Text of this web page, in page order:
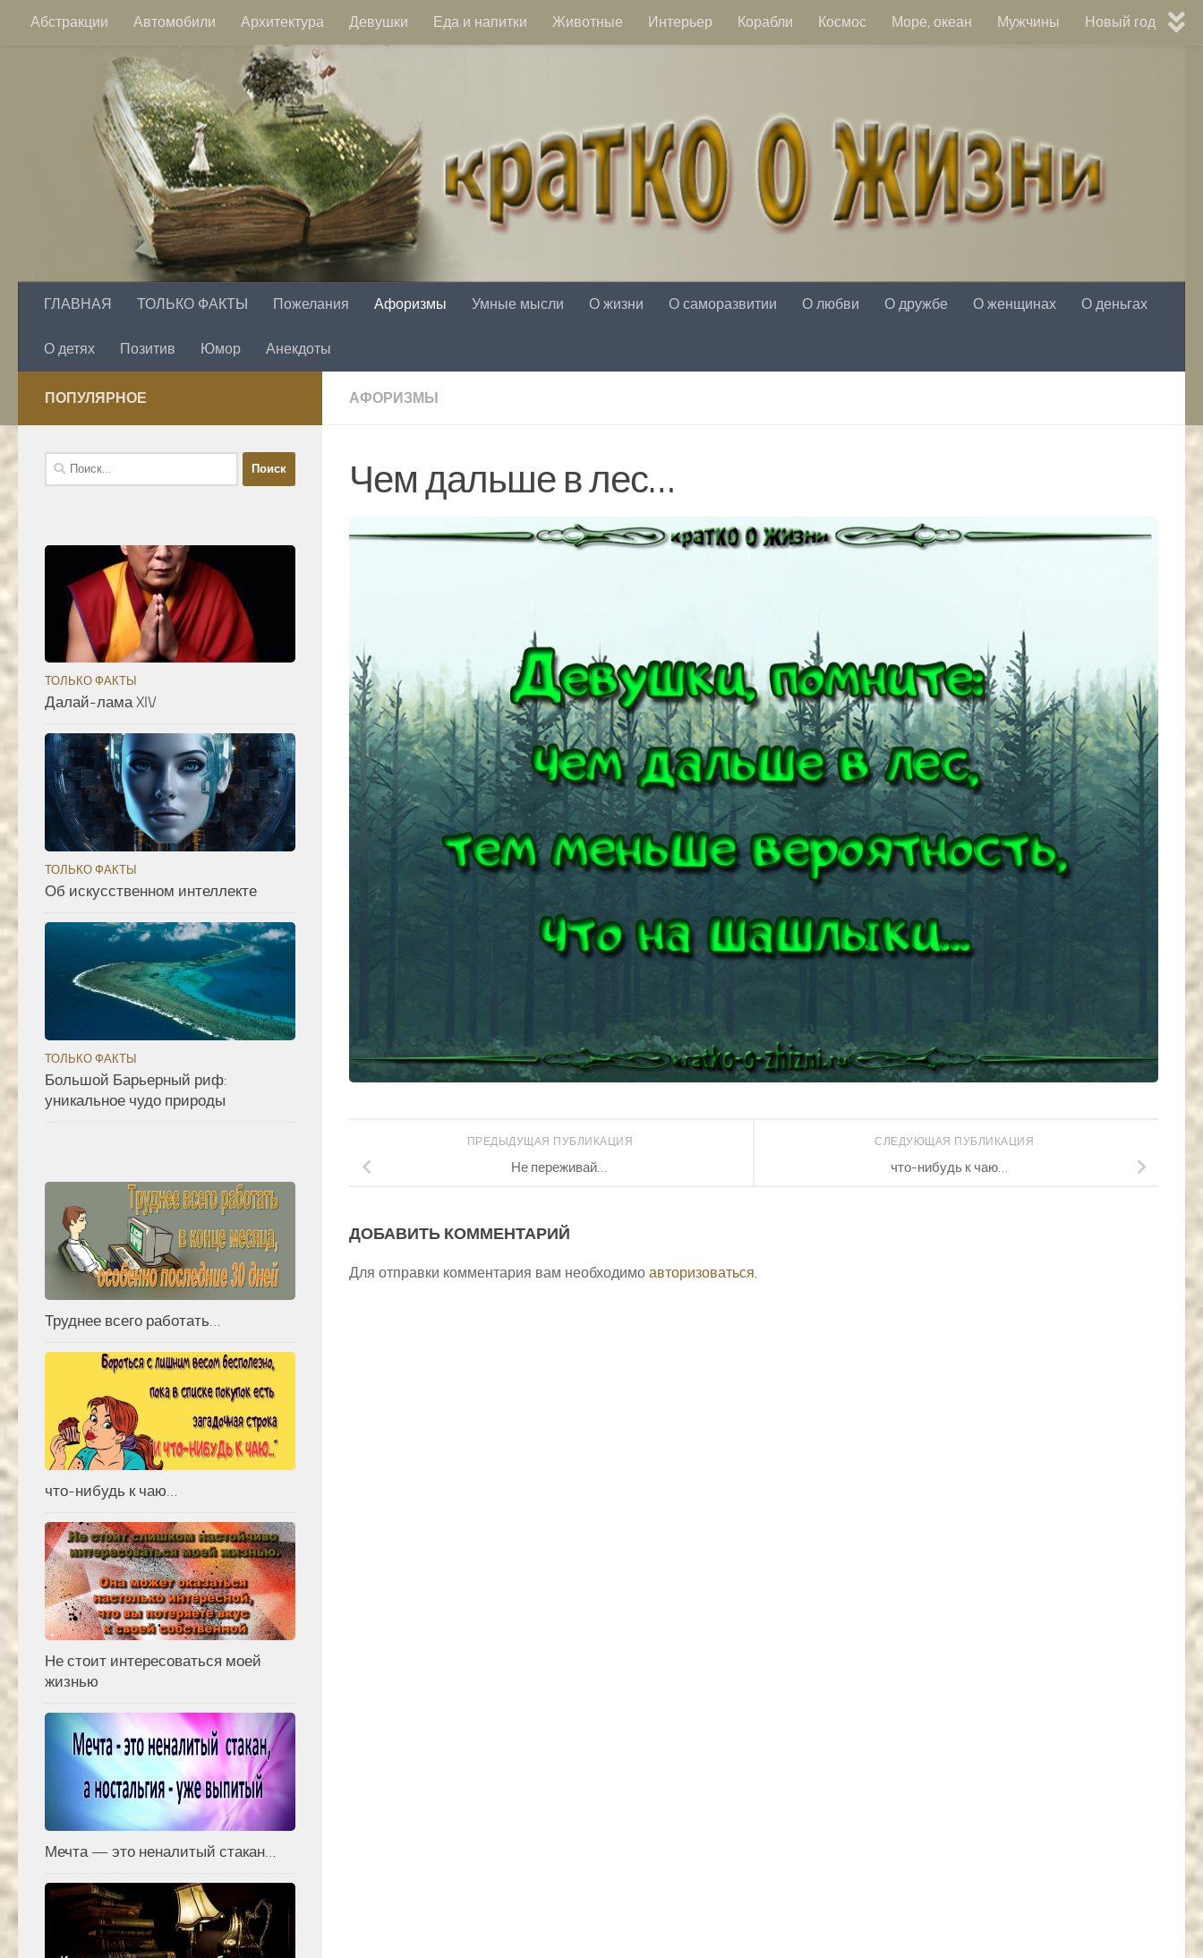
Перейти к содержимому
Абстракции Автомобили Архитектура Девушки Еда и напитки Животные Интерьер Корабли Космос Море, океан Мужчины Новый год
Фэнтези
ГЛАВНАЯ ТОЛЬКО ФАКТЫ Пожелания Афоризмы Умные мысли О жизни О саморазвитии О любви О дружбе О женщинах О деньгах
О детях Позитив Юмор Анекдоты
АФОРИЗМЫ
Чем дальше в лес…
СЛЕДУЮЩАЯ ПУБЛИКАЦИЯ
что-нибудь к чаю…
ПРЕДЫДУЩАЯ ПУБЛИКАЦИЯ
Не переживай…
ДОБАВИТЬ КОММЕНТАРИЙ
Для отправки комментария вам необходимо авторизоваться.
ПОПУЛЯРНОЕ
Найти:
ТОЛЬКО ФАКТЫ
Далай-лама XIV
ТОЛЬКО ФАКТЫ
Об искусственном интеллекте
ТОЛЬКО ФАКТЫ
Большой Барьерный риф:
уникальное чудо природы
Труднее всего работать…
что-нибудь к чаю…
Не стоит интересоваться моей
жизнью
Мечта — это неналитый стакан…